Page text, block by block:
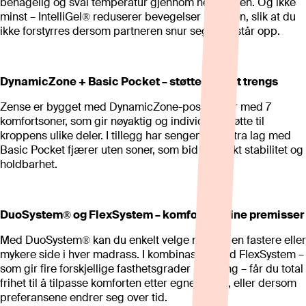
minst – IntelliGel® reduserer bevegelser i sengen, slik at du
ikke forstyrres dersom partneren snur seg eller står opp.
DynamicZone + Basic Pocket – støtte der det trengs
Zense er bygget med DynamicZone-posefjærer med 7
komfortsoner, som gir nøyaktig og individuell støtte til
kroppens ulike deler. I tillegg har sengen et ekstra lag med
Basic Pocket fjærer uten soner, som bidrar til økt stabilitet og
holdbarhet.
DuoSystem® og FlexSystem – komfort på dine premisser
Med DuoSystem® kan du enkelt velge mellom en fastere eller
mykere side i hver madrass. I kombinasjon med FlexSystem –
som gir fire forskjellige fasthetsgrader i én seng – får du total
frihet til å tilpasse komforten etter egne behov, eller dersom
preferansene endrer seg over tid.